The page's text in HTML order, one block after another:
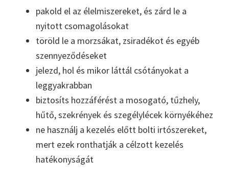
pakold el az élelmiszereket, és zárd le a
nyitott csomagolásokat
töröld le a morzsákat, zsiradékot és egyéb
szennyeződéseket
jelezd, hol és mikor láttál csótányokat a
leggyakrabban
biztosíts hozzáférést a mosogató, tűzhely,
hűtő, szekrények és szegélylécek környékéhez
ne használj a kezelés előtt bolti irtószereket,
mert ezek ronthatják a célzott kezelés
hatékonyságát